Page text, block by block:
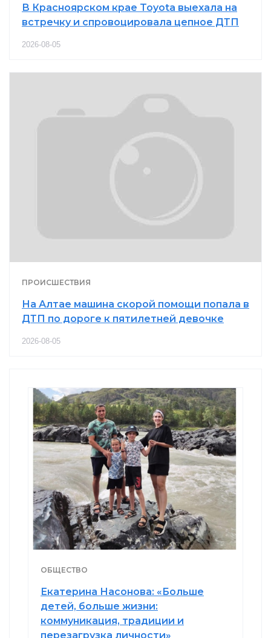
В Красноярском крае Toyota выехала на
встречку и спровоцировала цепное ДТП
2026-08-05
ПРОИСШЕСТВИЯ
На Алтае машина скорой помощи попала в
ДТП по дороге к пятилетней девочке
2026-08-05
ОБЩЕСТВО
Екатерина Насонова: «Больше
детей, больше жизни:
коммуникация, традиции и
перезагрузка личности»